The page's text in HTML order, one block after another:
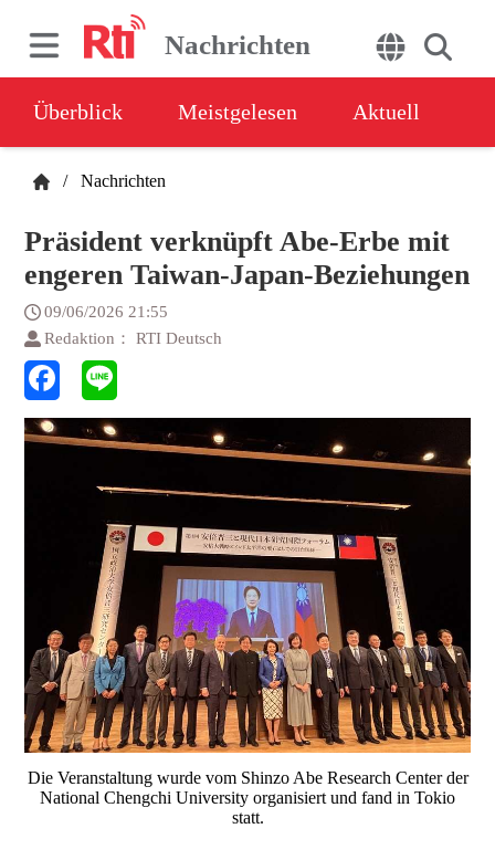
Nachrichten
Überblick Meistgelesen Aktuell
/ Nachrichten
Präsident verknüpft Abe-Erbe mit
engeren Taiwan-Japan-Beziehungen
09/06/2026 21:55
Redaktion： RTI Deutsch
Die Veranstaltung wurde vom Shinzo Abe Research Center der
National Chengchi University organisiert und fand in Tokio
statt.